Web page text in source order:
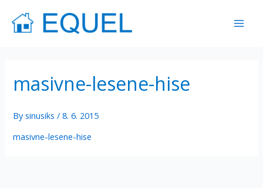
content
masivne-lesene-hise
Bysinusiks/8. 6. 2015
masivne-lesene-hise